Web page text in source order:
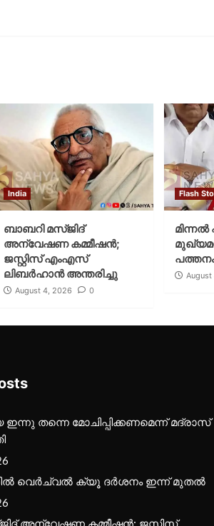
India
ബാബറി മസ്ജിദ്
അന്വേഷണ കമ്മീഷന്‍;
ജസ്റ്റിസ് എംഎസ്
ലിബര്‍ഹാന്‍ അന്തരിച്ചു
August 4, 2026 0
Flash
മിന്നല്‍
ഇന്നു തന്നെ മോചിപ്പിക്കണമെന്ന് മദ്രാസ്
വെര്‍ച്വല്‍ ക്യൂ ദര്‍ശനം ഇന്ന് മുതല്‍